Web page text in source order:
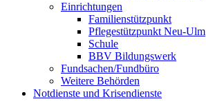
Einrichtungen
Familienstützpunkt
Pflegestützpunkt Neu-Ulm
Schule
BBV Bildungswerk
Fundsachen/Fundbüro
Weitere Behörden
Notdienste und Krisendienste